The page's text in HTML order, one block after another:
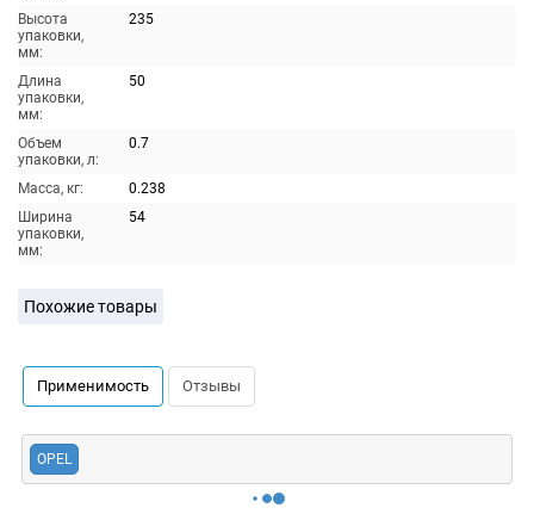
Высота
упаковки,
мм:
235
Длина
упаковки,
мм:
50
Объем
упаковки, л:
0.7
Масса, кг:
0.238
Ширина
упаковки,
мм:
54
Похожие товары
Применимость Отзывы
OPEL